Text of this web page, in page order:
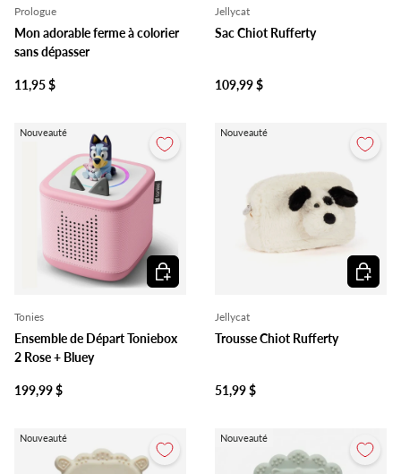
Prologue
Mon adorable ferme à colorier
sans dépasser
11,95 $
Jellycat
Sac Chiot Rufferty
109,99 $
Nouveauté
Tonies
Ensemble de Départ Toniebox
2 Rose + Bluey
199,99 $
Ajouter au panier
Nouveauté
Jellycat
Trousse Chiot Rufferty
51,99 $
Ajouter
Nouveauté Nouveauté